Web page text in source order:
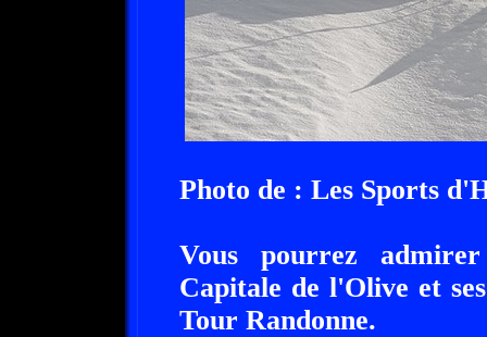
Photo de : Les Sports
Vous pourrez
Capitale de l'Olive et
Tour Randonne.